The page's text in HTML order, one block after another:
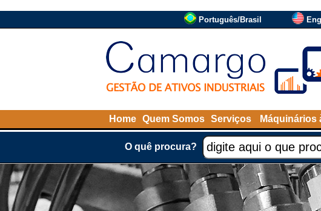
Português/Brasil
Home Quem Somos Serviços Máquinários
O quê procura?